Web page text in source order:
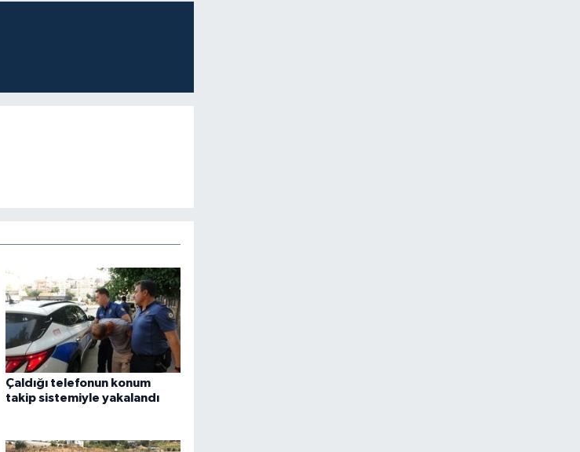
Çaldığı telefonun konum
takip sistemiyle yakalandı